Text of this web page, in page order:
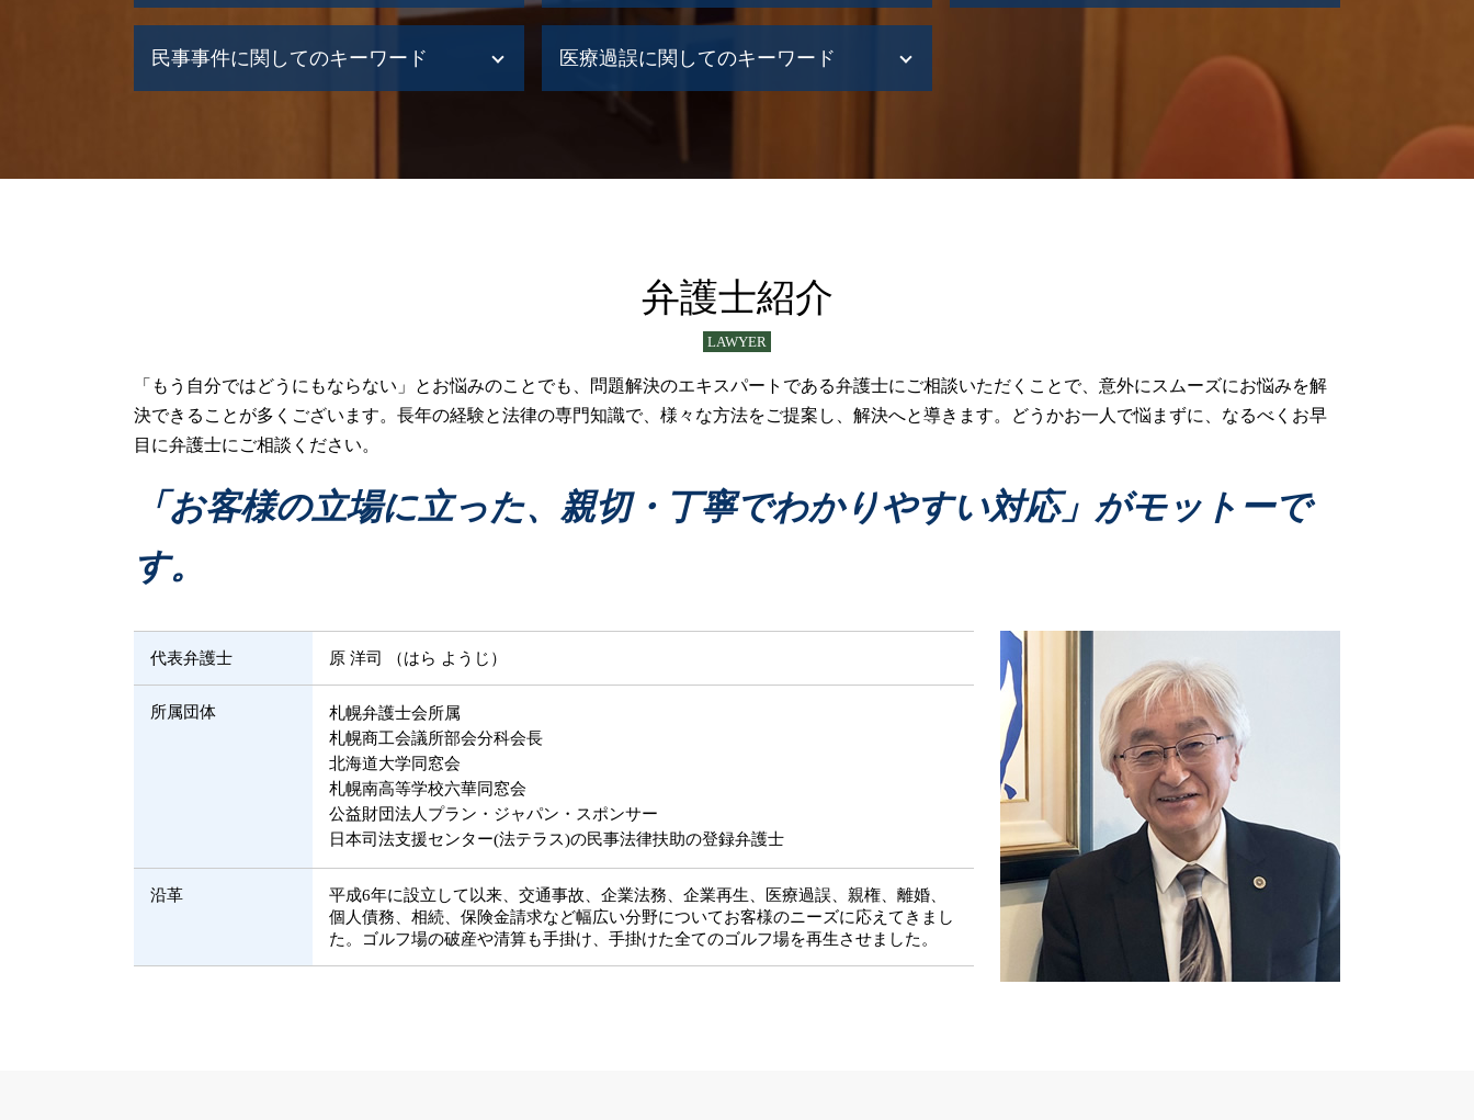
岩見沢市 相続問題
遺産 もめる原因
遺産 株 相続
遺産相続 分配
遺産 権利
遺産 相続放棄
相続人 連絡取れない
遺産 開示請求
債務整理 札幌市
債務整理 手続き
債務整理 生活保護
民事再生 流れ
債務整理 進め方
債務整理 退職金見込額証明書
債務整理 すぐできる
債務整理
債務整理 相談
債務整理 岩見沢市
家事事件 離婚問題
離婚 財産分与 対象
財産管理 弁護士
成年後見 弁護士
民事事件に関してのキーワード
交通事故 慰謝料 弁護士基準
破産 賠償金
任意整理 弁護士
連帯保証 破産
連帯保証 弁済
不動産取引 弁護士
医療過誤に関してのキーワード
医療過誤訴訟 法律
医療過誤 医療事故
医療過誤 法律
医療過誤 不法行為 債務不履行
医療過誤 調査
医療過誤 相談
弁護士紹介
LAWYER
「もう自分ではどうにもならない」とお悩みのことでも、問題解決のエキスパートである弁護士にご相談いただくことで、意外にスムーズにお悩みを解
決できることが多くございます。長年の経験と法律の専門知識で、様々な方法をご提案し、解決へと導きます。どうかお一人で悩まずに、なるべくお早
目に弁護士にご相談ください。
「お客様の立場に立った、親切・丁寧でわかりやすい対応」がモットーで
す。
代表弁護士 原 洋司 （はら ようじ）
所属団体
札幌弁護士会所属
札幌商工会議所部会分科会長
北海道大学同窓会
札幌南高等学校六華同窓会
公益財団法人プラン・ジャパン・スポンサー
日本司法支援センター(法テラス)の民事法律扶助の登録弁護士
沿革
平成6年に設立して以来、交通事故、企業法務、企業再生、医療過誤、親権、離婚、
個人債務、相続、保険金請求など幅広い分野についてお客様のニーズに応えてきまし
た。ゴルフ場の破産や清算も手掛け、手掛けた全てのゴルフ場を再生させました。